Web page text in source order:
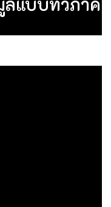
ลแบบทวิภาค